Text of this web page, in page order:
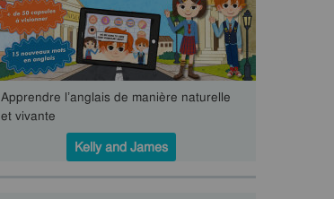
Apprendre l’anglais de manière naturelle
et vivante
Kelly and James